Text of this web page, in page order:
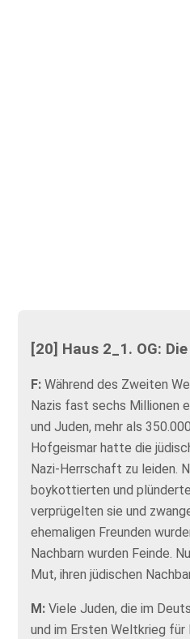
[20] Haus 2_1. OG:
F: Während des Zweiten
Nazis fast sechs Millionen
und Juden, mehr als
Hofgeismar hatte die
Nazi-Herrschaft zu leiden.
boykottierten und
verprügelten sie und
ehemaligen Freunden
Nachbarn wurden Feinde.
Mut, ihren jüdischen
M: Viele Juden, die im
und im Ersten Weltkrieg für